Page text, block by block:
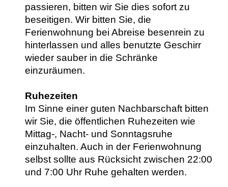
passieren, bitten wir Sie dies sofort zu
beseitigen. Wir bitten Sie, die
Ferienwohnung bei Abreise besenrein zu
hinterlassen und alles benutzte Geschirr
wieder sauber in die Schränke
einzuräumen.
Ruhezeiten
Im Sinne einer guten Nachbarschaft bitten
wir Sie, die öffentlichen Ruhezeiten wie
Mittag-, Nacht- und Sonntagsruhe
einzuhalten. Auch in der Ferienwohnung
selbst sollte aus Rücksicht zwischen 22:00
und 7:00 Uhr Ruhe gehalten werden.